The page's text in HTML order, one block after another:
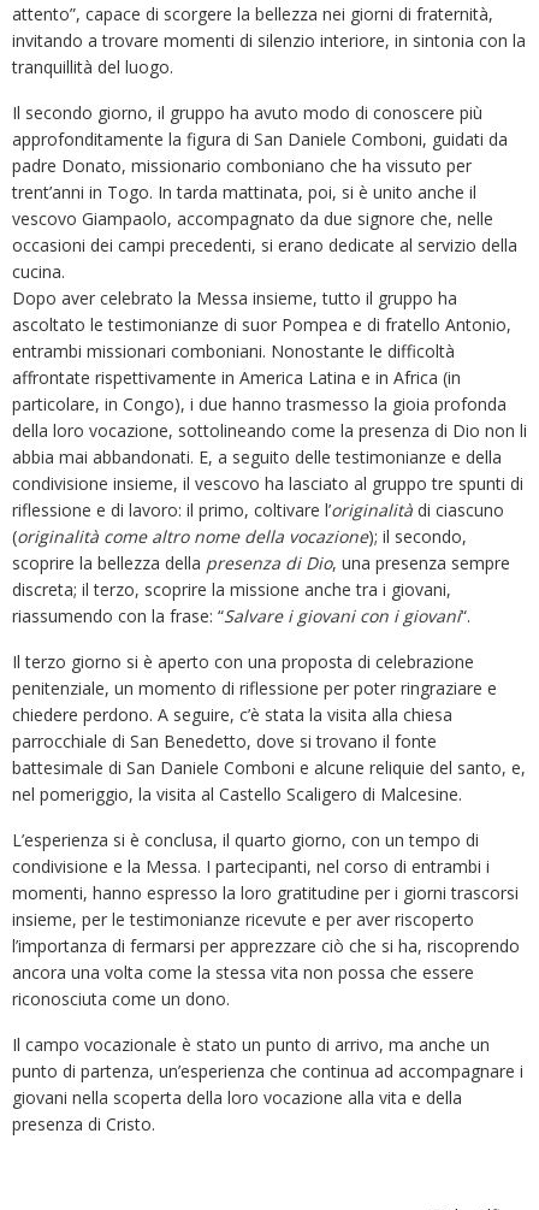
attento”, capace di scorgere la bellezza nei giorni di fraternità,
invitando a trovare momenti di silenzio interiore, in sintonia con la
tranquillità del luogo.
Il secondo giorno, il gruppo ha avuto modo di conoscere più
approfonditamente la figura di San Daniele Comboni, guidati da
padre Donato, missionario comboniano che ha vissuto per
trent’anni in Togo. In tarda mattinata, poi, si è unito anche il
vescovo Giampaolo, accompagnato da due signore che, nelle
occasioni dei campi precedenti, si erano dedicate al servizio della
cucina.
Dopo aver celebrato la Messa insieme, tutto il gruppo ha
ascoltato le testimonianze di suor Pompea e di fratello Antonio,
entrambi missionari comboniani. Nonostante le difficoltà
affrontate rispettivamente in America Latina e in Africa (in
particolare, in Congo), i due hanno trasmesso la gioia profonda
della loro vocazione, sottolineando come la presenza di Dio non li
abbia mai abbandonati. E, a seguito delle testimonianze e della
condivisione insieme, il vescovo ha lasciato al gruppo tre spunti di
riflessione e di lavoro: il primo, coltivare l’originalità di ciascuno
(originalità come altro nome della vocazione); il secondo,
scoprire la bellezza della presenza di Dio, una presenza sempre
discreta; il terzo, scoprire la missione anche tra i giovani,
riassumendo con la frase: “Salvare i giovani con i giovani“.
Il terzo giorno si è aperto con una proposta di celebrazione
penitenziale, un momento di riflessione per poter ringraziare e
chiedere perdono. A seguire, c’è stata la visita alla chiesa
parrocchiale di San Benedetto, dove si trovano il fonte
battesimale di San Daniele Comboni e alcune reliquie del santo, e,
nel pomeriggio, la visita al Castello Scaligero di Malcesine.
L’esperienza si è conclusa, il quarto giorno, con un tempo di
condivisione e la Messa. I partecipanti, nel corso di entrambi i
momenti, hanno espresso la loro gratitudine per i giorni trascorsi
insieme, per le testimonianze ricevute e per aver riscoperto
l’importanza di fermarsi per apprezzare ciò che si ha, riscoprendo
ancora una volta come la stessa vita non possa che essere
riconosciuta come un dono.
Il campo vocazionale è stato un punto di arrivo, ma anche un
punto di partenza, un’esperienza che continua ad accompagnare i
giovani nella scoperta della loro vocazione alla vita e della
presenza di Cristo.